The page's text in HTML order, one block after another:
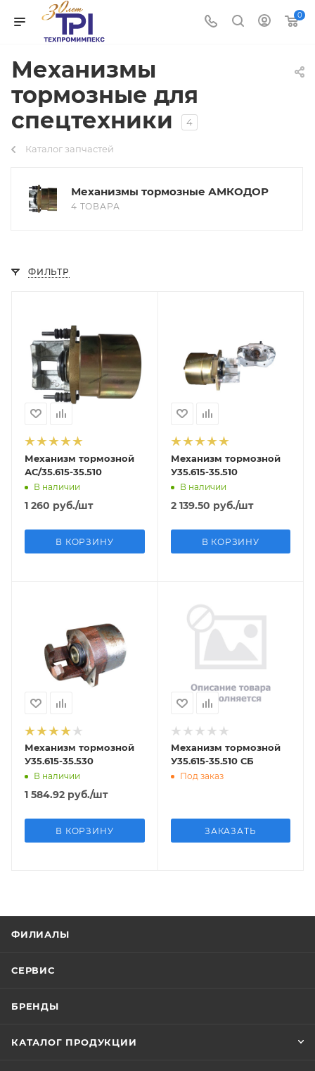
0
Механизмы
тормозные для
спецтехники
4
Каталог запчастей
Механизмы тормозные АМКОДОР
4 ТОВАРА
ФИЛЬТР
Механизм тормозной
АС/35.615-35.510
В наличии
1 260 руб./шт
В КОРЗИНУ
Механизм тормозной
У35.615-35.510
В наличии
2 139.50 руб./шт
В КОРЗИНУ
Механизм тормозной
У35.615-35.530
В наличии
1 584.92 руб./шт
В КОРЗИНУ
Механизм тормозной
У35.615-35.510 СБ
Под заказ
ЗАКАЗАТЬ
ФИЛИАЛЫ
СЕРВИС
БРЕНДЫ
КАТАЛОГ ПРОДУКЦИИ